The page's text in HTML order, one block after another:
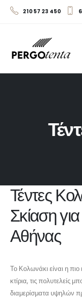
210 57 23 450
Τέντες
Σκίαση
Αθήνας
Το Κολωνάκι είναι η
κτίρια, τις πολυτελείς
διαμερίσματα υψηλών